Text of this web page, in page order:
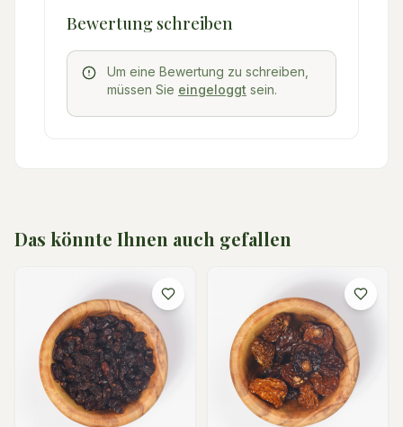
Bewertung schreiben
Um eine Bewertung zu schreiben,
müssen Sie eingeloggt sein.
Das könnte Ihnen auch gefallen